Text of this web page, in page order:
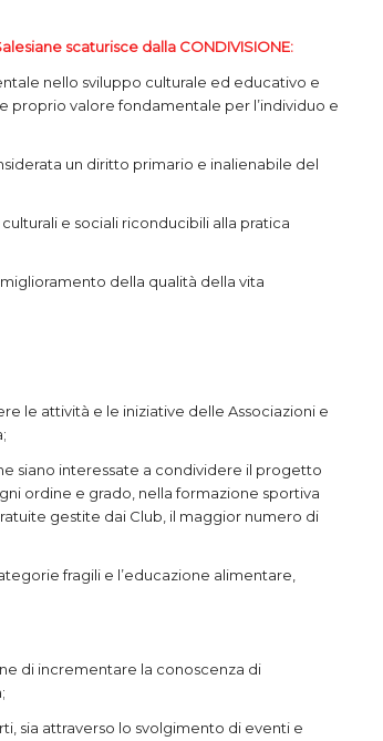
scaturisce dalla CONDIVISIONE:
nello sviluppo culturale ed educativo e
proprio valore fondamentale per l’individuo e
un diritto primario e inalienabile del
e sociali riconducibili alla pratica
della qualità della vita
le attività e le iniziative delle Associazioni e
siano interessate a condividere il progetto
ordine e grado, nella formazione sportiva
gestite dai Club, il maggior numero di
fragili e l’educazione alimentare,
di incrementare la conoscenza di
sia attraverso lo svolgimento di eventi e